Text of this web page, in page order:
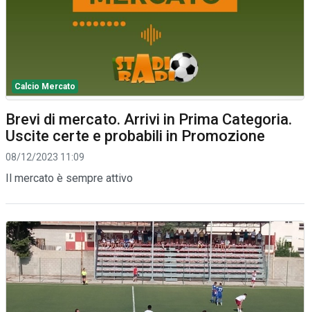
Calcio Mercato
Brevi di mercato. Arrivi in Prima Categoria.
Uscite certe e probabili in Promozione
08/12/2023 11:09
Il mercato è sempre attivo